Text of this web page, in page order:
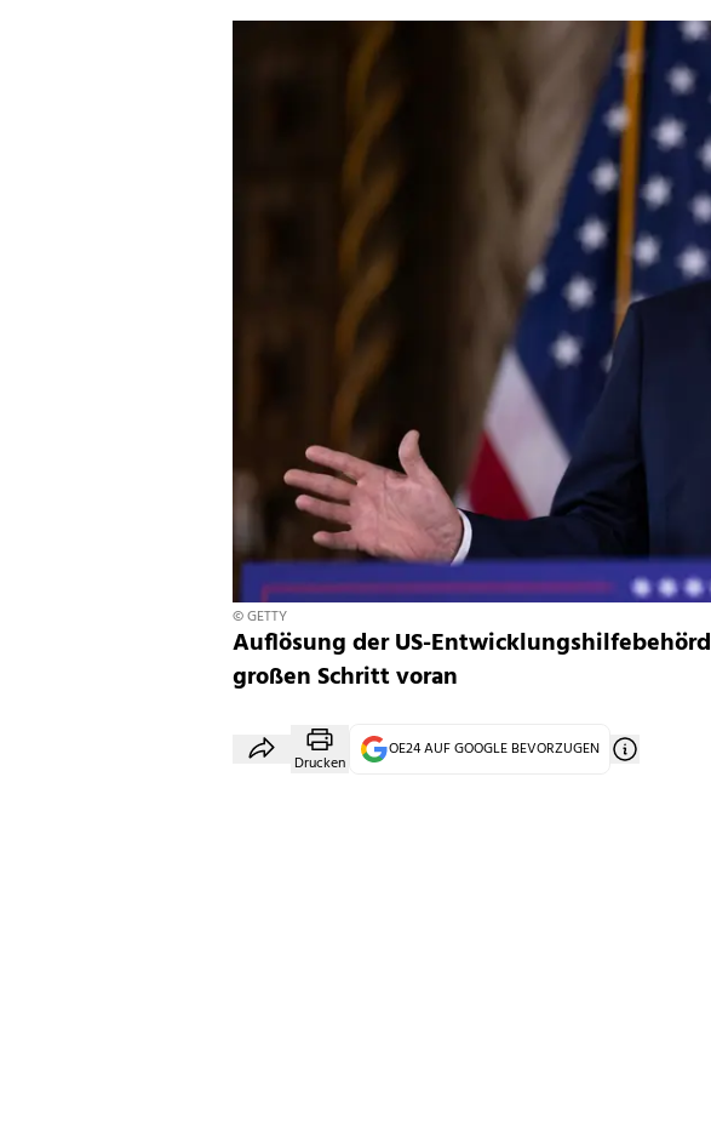
© GETTY
Auflösung der US-
großen Schritt voran
Drucken
OE24 AUF GOOGLE BEVORZUGEN